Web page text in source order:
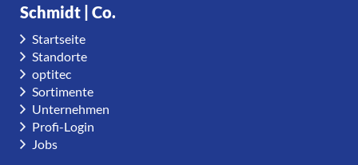
Schmidt | Co.
Startseite
Standorte
optitec
Sortimente
Unternehmen
Profi-Login
Jobs